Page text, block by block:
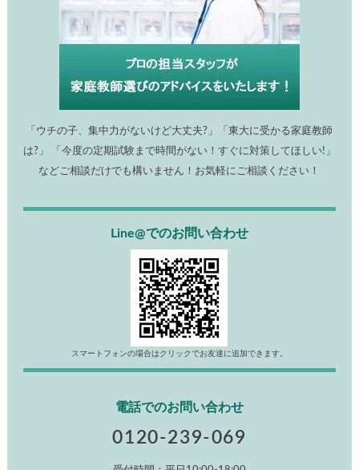
「ウチの子、集中力がないけど大丈夫?」「東大に受かる家庭教師
は?」 「今度の定期試験まで時間がない！すぐに対策してほしい!」
などご相談だけでも構いません！お気軽にご相談ください！
Line@でのお問い合わせ
スマートフォンの場合はクリックでお友達に追加できます。
電話でのお問い合わせ
0120-239-069